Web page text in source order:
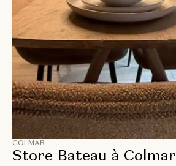
COLMAR
Store Bateau à Colmar